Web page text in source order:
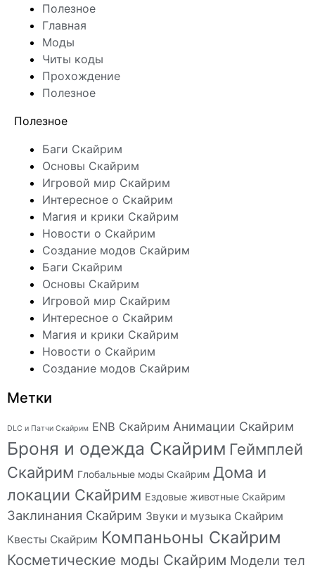
Полезное
Главная
Моды
Читы коды
Прохождение
Полезное
Полезное
Баги Скайрим
Основы Скайрим
Игровой мир Скайрим
Интересное о Скайрим
Магия и крики Скайрим
Новости о Скайрим
Создание модов Скайрим
Баги Скайрим
Основы Скайрим
Игровой мир Скайрим
Интересное о Скайрим
Магия и крики Скайрим
Новости о Скайрим
Создание модов Скайрим
Метки
DLC и Патчи Скайрим ENB Скайрим Анимации Скайрим
Броня и одежда Скайрим Геймплей
Скайрим Глобальные моды Скайрим Дома и
локации Скайрим Ездовые животные Скайрим
Заклинания Скайрим Звуки и музыка Скайрим
Квесты Скайрим Компаньоны Скайрим
Косметические моды Скайрим Модели тел